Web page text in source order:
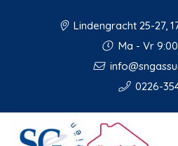
Lindengracht 25-27,
Ma - Vr
0226-